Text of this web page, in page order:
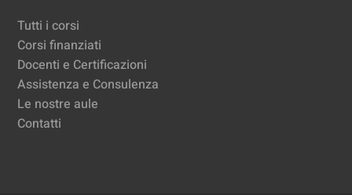
Tutti i corsi
Corsi finanziati
Docenti e Certificazioni
Assistenza e Consulenza
Le nostre aule
Contatti